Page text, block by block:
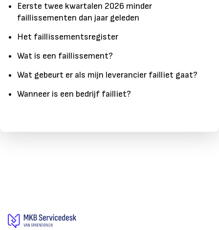
Eerste twee kwartalen 2026 minder
faillissementen dan jaar geleden
Het faillissementsregister
Wat is een faillissement?
Wat gebeurt er als mijn leverancier failliet gaat?
Wanneer is een bedrijf failliet?